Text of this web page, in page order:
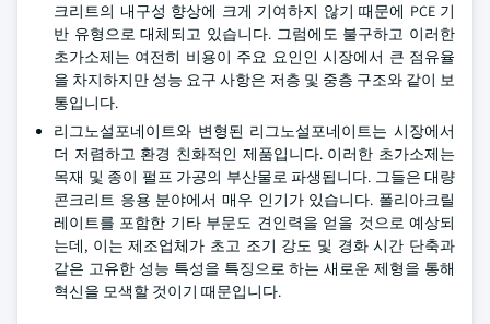
크리트의 내구성 향상에 크게 기여하지 않기 때문에 PCE 기
반 유형으로 대체되고 있습니다. 그럼에도 불구하고 이러한
초가소제는 여전히 비용이 주요 요인인 시장에서 큰 점유율
을 차지하지만 성능 요구 사항은 저층 및 중층 구조와 같이 보
통입니다.
리그노설포네이트와 변형된 리그노설포네이트는 시장에서
더 저렴하고 환경 친화적인 제품입니다. 이러한 초가소제는
목재 및 종이 펄프 가공의 부산물로 파생됩니다. 그들은 대량
콘크리트 응용 분야에서 매우 인기가 있습니다. 폴리아크릴
레이트를 포함한 기타 부문도 견인력을 얻을 것으로 예상되
는데, 이는 제조업체가 초고 조기 강도 및 경화 시간 단축과
같은 고유한 성능 특성을 특징으로 하는 새로운 제형을 통해
혁신을 모색할 것이기 때문입니다.